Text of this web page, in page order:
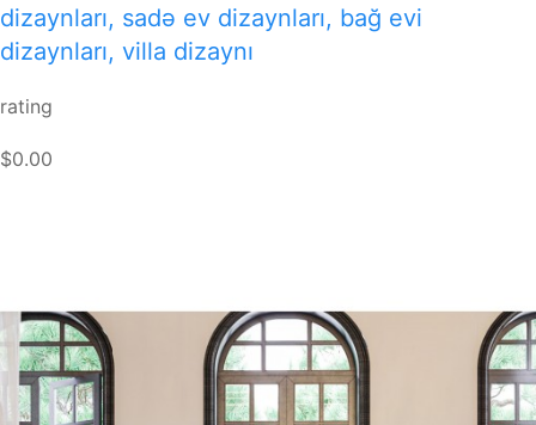
dizaynları, sadə ev dizaynları, bağ evi
dizaynları, villa dizaynı
rating
$0.00